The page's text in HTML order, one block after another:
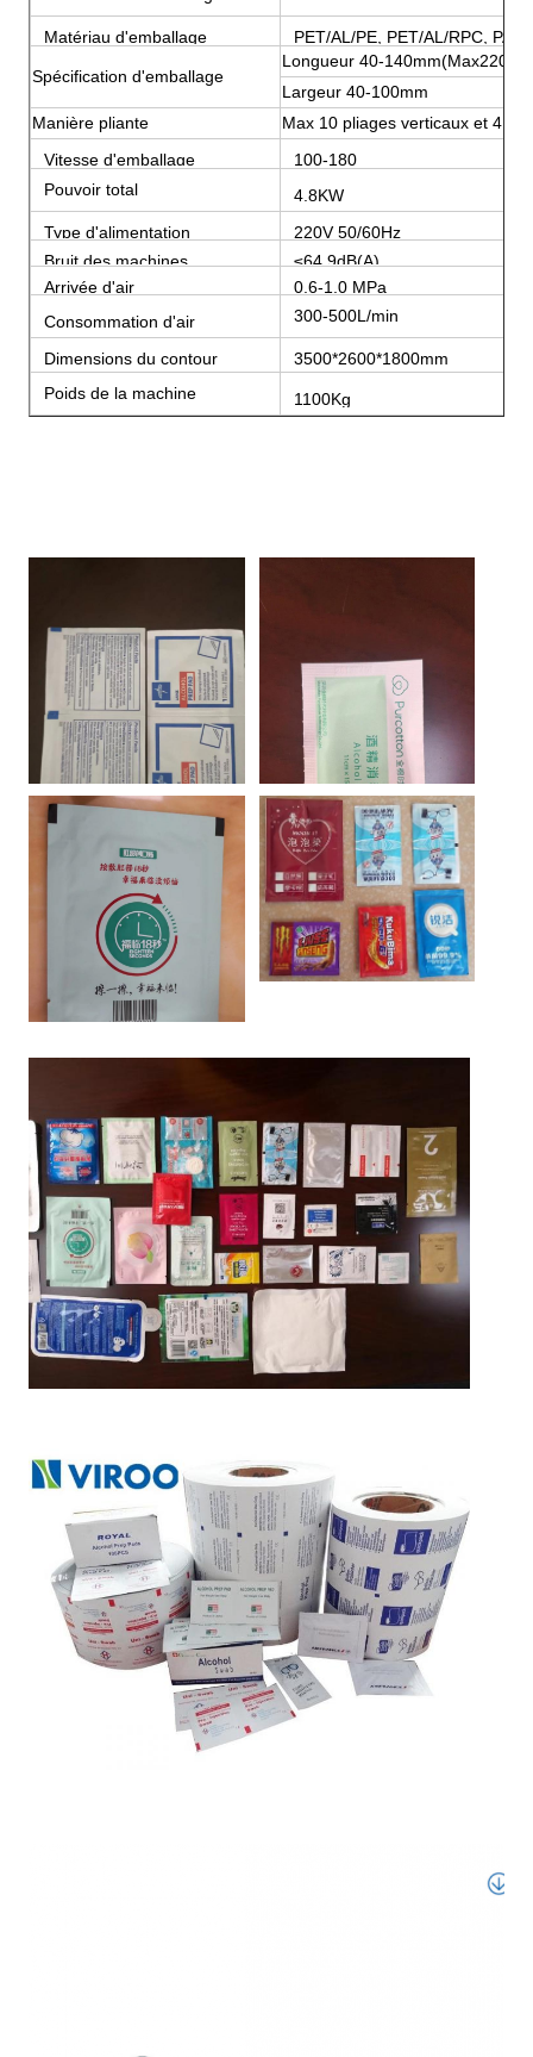
Matériau d'emballage PET/AL/PE, PET/AL/RPC,
Spécification d'emballage
Longueur 40-
Largeur 40-100mm
Manière pliante
Max 10 pliages verticaux et 4
Vitesse d'emballage
100-180
sacs/minute
Pouvoir total
4.8KW
Type d'alimentation
220V 50/60Hz
Bruit des machines
≤64.9dB(A)
Arrivée d'air
0,6-1,0 MPa
Consommation d'air
300-500L/min
Dimensions du contour
(L*W*H)
3500*2600*1800mm
Poids de la machine
1100Kg